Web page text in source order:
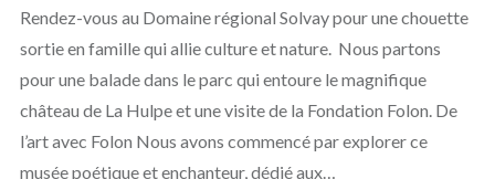
Rendez-vous au Domaine régional Solvay pour une chouette
sortie en famille qui allie culture et nature. Nous partons
pour une balade dans le parc qui entoure le magnifique
château de La Hulpe et une visite de la Fondation Folon. De
l’art avec Folon Nous avons commencé par explorer ce
musée poétique et enchanteur, dédié aux…